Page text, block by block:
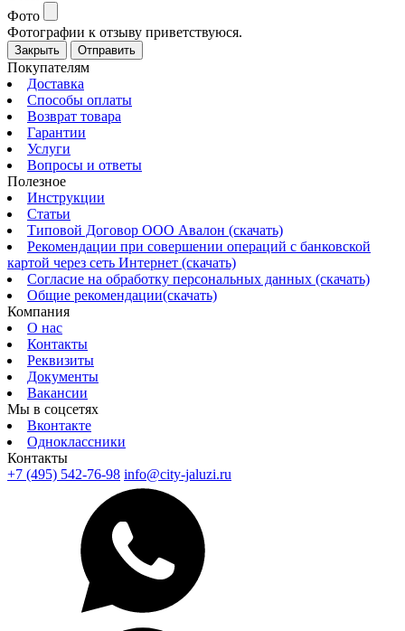
Фото
Фотографии к отзыву приветствуюся.
Закрыть Отправить
Покупателям
Доставка
Способы оплаты
Возврат товара
Гарантии
Услуги
Вопросы и ответы
Полезное
Инструкции
Статьи
Типовой Договор ООО Авалон (скачать)
Рекомендации при совершении операций с банковской
картой через сеть Интернет (скачать)
Согласие на обработку персональных данных (скачать)
Общие рекомендации(скачать)
Компания
О нас
Контакты
Реквизиты
Документы
Вакансии
Мы в соцсетях
Вконтакте
Одноклассники
Контакты
+7 (495) 542-76-98 info@city-jaluzi.ru